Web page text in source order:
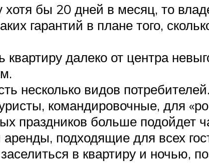
хотя бы 20 дней в месяц, то
гарантий в плане того,
далеко от центра
несколько видов
командировочные, для
праздников больше подойдет
подходящие для всех
в квартиру и ночью,